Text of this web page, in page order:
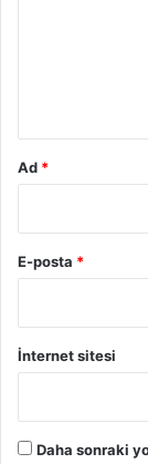
Ad *
E-posta *
İnternet sitesi
Daha sonraki